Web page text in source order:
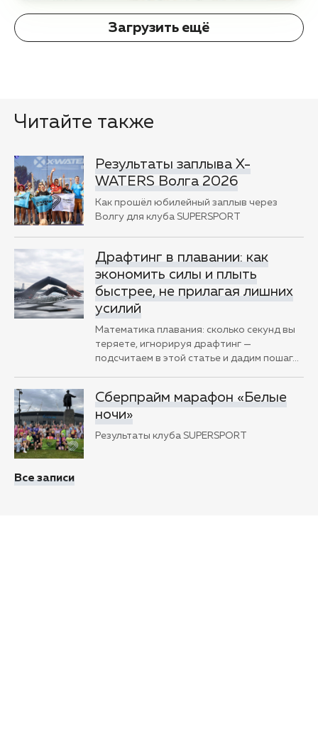
Загрузить ещё
Читайте также
Результаты заплыва X-
WATERS Волга 2026
Как прошёл юбилейный заплыв через
Волгу для клуба SUPERSPORT
Драфтинг в плавании: как
экономить силы и плыть
быстрее, не прилагая лишних
усилий
Математика плавания: сколько секунд вы
теряете, игнорируя драфтинг —
подсчитаем в этой статье и дадим пошаг…
Сберпрайм марафон «Белые
ночи»
Результаты клуба SUPERSPORT
Все записи